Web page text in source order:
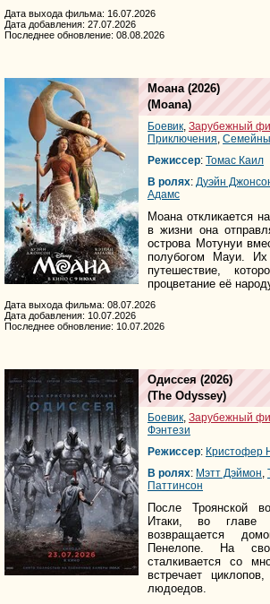
Дата выхода фильма: 16.07.2026
Дата добавления: 27.07.2026
Последнее обновление: 08.08.2026
Моана (2026)
(Moana)
Боевик Зарубежный
Приключения
Режиссер: Томас Каил
В ролях: Дуэйн
Адамс
Моана откликается
в жизни она
острова Мотунуи
полубогом Мауи.
путешествие,
процветание её
Дата выхода фильма: 08.07.2026
Дата добавления: 10.07.2026
Последнее обновление: 10.07.2026
Одиссея (2026)
(The Odyssey)
Боевик, Зарубежный
Фэнтези
Режиссер: Кристофер
В ролях: Мэтт Дэймон,
Паттинсон
После Троянской
Итаки, во главе
возвращается
Пенелопе. На
сталкивается со
встречает
людоедов.